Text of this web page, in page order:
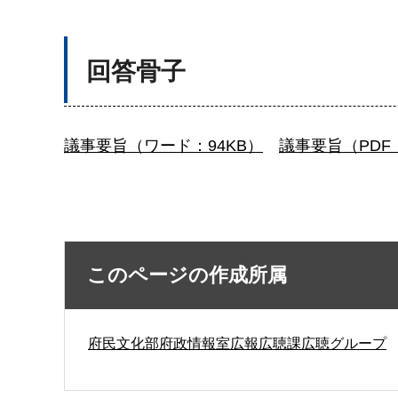
回答骨子
議事要旨（ワード：94KB） 議事要旨（PDF
このページの作成所属
府民文化部府政情報室広報広聴課広聴グループ